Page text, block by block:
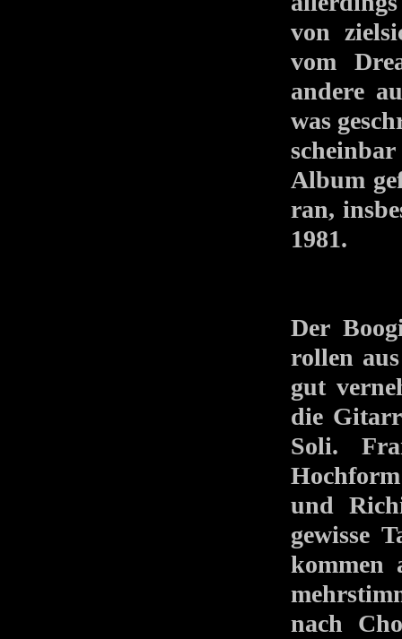
von
vom
andere
was
Album
ran,
1981.
Der
rollen
gut
die
Soli.
und
gewisse
kommen
nach